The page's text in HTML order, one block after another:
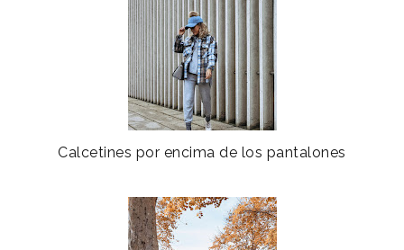
Calcetines por encima de los pantalones